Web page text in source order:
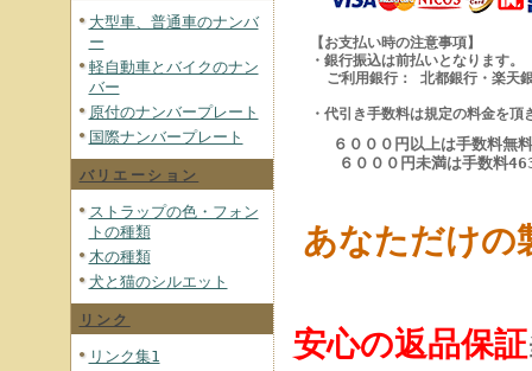
大型車、普通車のナンバ
ー
軽自動車とバイクのナン
バー
原付のナンバープレート
国際ナンバープレート
バリエーション
ストラップの色・フォン
トの種類
木の種類
犬と猫のシルエット
リンク
リンク集1
【お支払い時の注意事項】
・銀行振込は前払いとなります。
ご利用銀行： 北都銀行・楽天
・代引き手数料は規定の料金を頂
６０００円以上は手数料無料
６０００円未満は手数料
あなただけの
安心の返品保証